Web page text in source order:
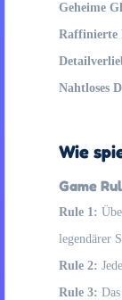
Geheime
Raffinierte
Nahtloses
Wie
Game
Rule 1:
legendärer
Rule 2:
Rule 3: